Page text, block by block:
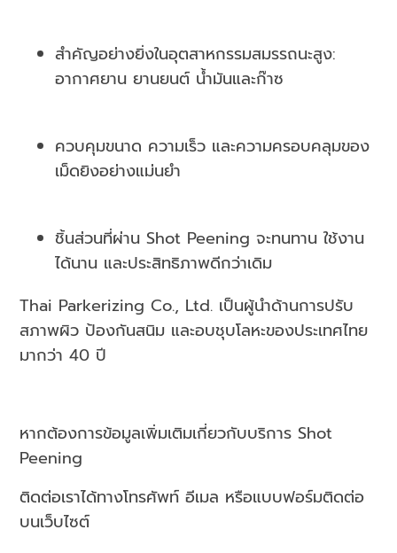
สำคัญอย่างยิ่งในอุตสาหกรรมสมรรถนะสูง:
อากาศยาน ยานยนต์ น้ำมันและก๊าซ
ควบคุมขนาด ความเร็ว และความครอบคลุมของ
เม็ดยิงอย่างแม่นยำ
ชิ้นส่วนที่ผ่าน Shot Peening จะทนทาน ใช้งาน
ได้นาน และประสิทธิภาพดีกว่าเดิม
Thai Parkerizing Co., Ltd. เป็นผู้นำด้านการปรับ
สภาพผิว ป้องกันสนิม และอบชุบโลหะของประเทศไทย
มากว่า 40 ปี
หากต้องการข้อมูลเพิ่มเติมเกี่ยวกับบริการ Shot
Peening
ติดต่อเราได้ทางโทรศัพท์ อีเมล หรือแบบฟอร์มติดต่อ
บนเว็บไซต์